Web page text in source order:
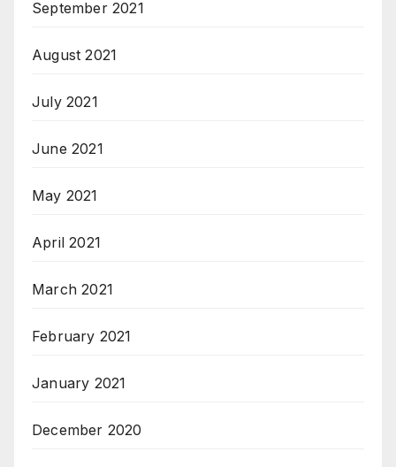
September 2021
August 2021
July 2021
June 2021
May 2021
April 2021
March 2021
February 2021
January 2021
December 2020